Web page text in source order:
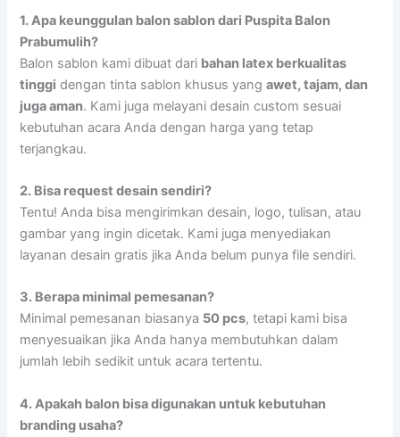
1.Apa keunggulan balon sablon dari Puspita Balon
Prabumulih?
Balon sablon kami dibuat dari bahan latex berkualitas
tinggi dengan tinta sablon khusus yangawet, tajam, dan
juga aman. Kami juga melayani desain custom sesuai
kebutuhan acara Anda dengan harga yang tetap
terjangkau.
2. Bisa request desain sendiri?
Tentu! Anda bisa mengirimkan desain, logo, tulisan, atau
gambar yang ingin dicetak. Kami juga menyediakan
layanan desain gratis jika Anda belum punya file sendiri.
3. Berapa minimal pemesanan?
Minimal pemesanan biasanya 50 pcs, tetapi kami bisa
menyesuaikan jika Anda hanya membutuhkan dalam
jumlah lebih sedikit untuk acara tertentu.
4.Apakah balon bisa digunakan untuk kebutuhan
branding usaha?